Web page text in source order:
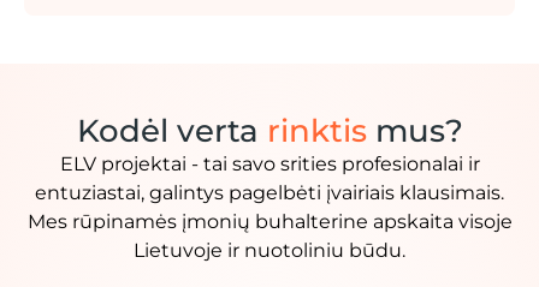
Kodėl verta rinktismus?
ELV projektai - tai savo srities profesionalai ir
entuziastai, galintys pagelbėti įvairiais klausimais.
Mes rūpinamės įmonių buhalterine apskaita visoje
Lietuvoje ir nuotoliniu būdu.